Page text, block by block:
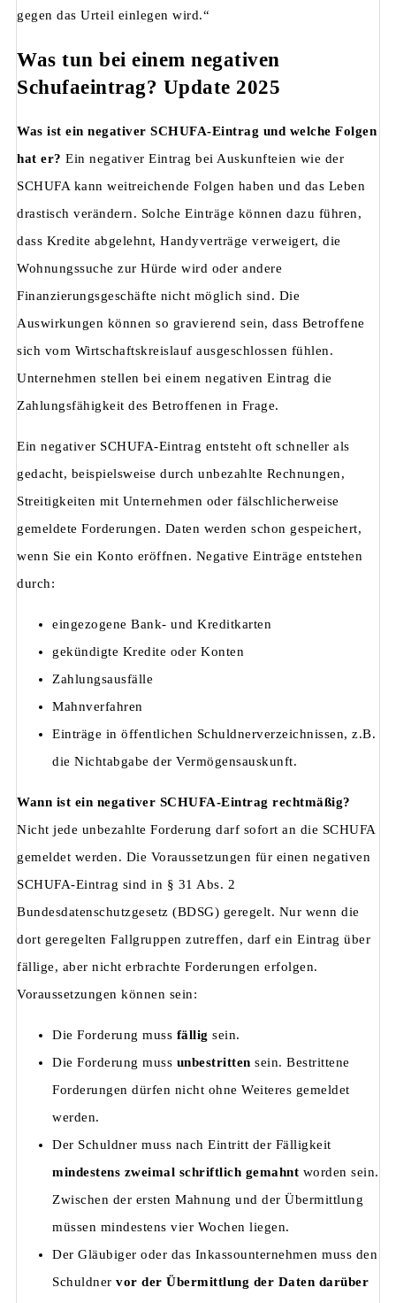
gegen das Urteil einlegen wird.“
Was tun bei einem negativen
Schufaeintrag? Update 2025
Was ist ein negativer SCHUFA-Eintrag und welche Folgen
hat er? Ein negativer Eintrag bei Auskunfteien wie der
SCHUFA kann weitreichende Folgen haben und das Leben
drastisch verändern. Solche Einträge können dazu führen,
dass Kredite abgelehnt, Handyverträge verweigert, die
Wohnungssuche zur Hürde wird oder andere
Finanzierungsgeschäfte nicht möglich sind. Die
Auswirkungen können so gravierend sein, dass Betroffene
sich vom Wirtschaftskreislauf ausgeschlossen fühlen.
Unternehmen stellen bei einem negativen Eintrag die
Zahlungsfähigkeit des Betroffenen in Frage.
Ein negativer SCHUFA-Eintrag entsteht oft schneller als
gedacht, beispielsweise durch unbezahlte Rechnungen,
Streitigkeiten mit Unternehmen oder fälschlicherweise
gemeldete Forderungen. Daten werden schon gespeichert,
wenn Sie ein Konto eröffnen. Negative Einträge entstehen
durch:
eingezogene Bank- und Kreditkarten
gekündigte Kredite oder Konten
Zahlungsausfälle
Mahnverfahren
Einträge in öffentlichen Schuldnerverzeichnissen, z.B.
die Nichtabgabe der Vermögensauskunft.
Wann ist ein negativer SCHUFA-Eintrag rechtmäßig?
Nicht jede unbezahlte Forderung darf sofort an die SCHUFA
gemeldet werden. Die Voraussetzungen für einen negativen
SCHUFA-Eintrag sind in § 31 Abs. 2
Bundesdatenschutzgesetz (BDSG) geregelt. Nur wenn die
dort geregelten Fallgruppen zutreffen, darf ein Eintrag über
fällige, aber nicht erbrachte Forderungen erfolgen.
Voraussetzungen können sein:
Die Forderung muss fällig sein.
Die Forderung muss unbestritten sein. Bestrittene
Forderungen dürfen nicht ohne Weiteres gemeldet
werden.
Der Schuldner muss nach Eintritt der Fälligkeit
mindestens zweimal schriftlich gemahnt worden sein.
Zwischen der ersten Mahnung und der Übermittlung
müssen mindestens vier Wochen liegen.
Der Gläubiger oder das Inkassounternehmen muss den
Schuldner vor der Übermittlung der Daten darüber